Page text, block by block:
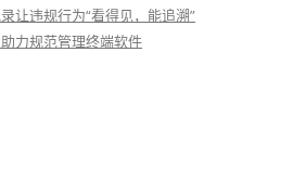
让违规行为“看得见，能追溯”
力规范管理终端软件